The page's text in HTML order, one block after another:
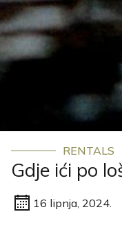
RENTALS
Gdje ići po
16 lipnja, 2024.